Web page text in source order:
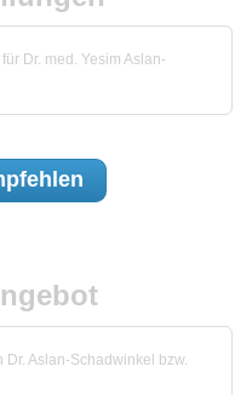
Dr. med. Yesim Aslan-
Aslan-Schadwinkel bzw.